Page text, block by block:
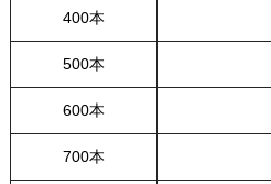
400本
500本
600本
700本